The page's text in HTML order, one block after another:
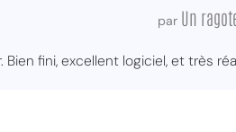
par Un
fini, excellent logiciel, et très